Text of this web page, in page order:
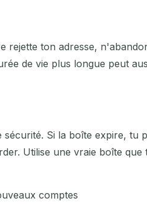
ton adresse,
de vie plus longue peut
Si la boîte expire,
Utilise une vraie boîte
comptes